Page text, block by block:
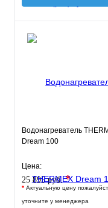
Водонагреватель
Dream 100
Цена:
25 895 руб.*
* Актуальную цену
уточните у менеджера